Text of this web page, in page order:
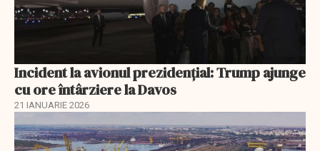
Incident la avionul prezidențial: Trump ajunge
cu ore întârziere la Davos
21 IANUARIE 2026
EXCLUSIV